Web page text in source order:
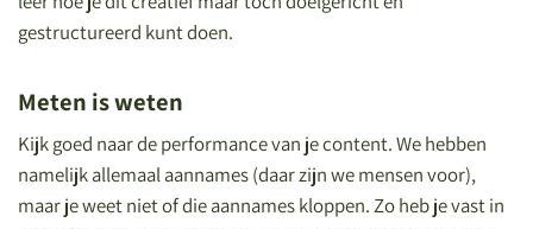
gestructureerd kunt doen.
Meten is weten
Kijk goed naar de performance van je content. We hebben
namelijk allemaal aannames (daar zijn we mensen voor),
maar je weet niet of die aannames kloppen. Zo heb je vast in